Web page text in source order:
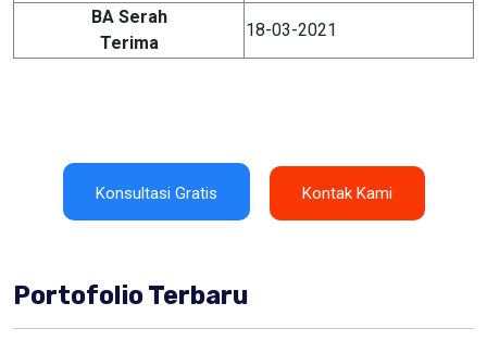
BA Serah
Terima
18-03-2021
Konsultasi Gratis Kontak Kami
Portofolio Terbaru